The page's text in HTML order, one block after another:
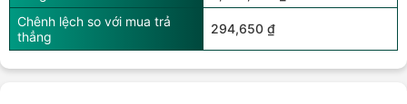
Chênh lệch so với mua trả
thẳng
294,650 ₫